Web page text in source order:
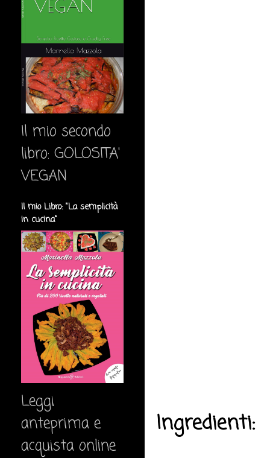
Ingredienti:
Il mio secondo
libro: GOLOSITA'
VEGAN
Il mio Libro: "La semplicità
in cucina"
Leggi
anteprima e
acquista online